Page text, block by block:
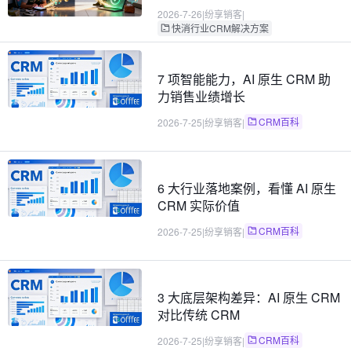
2026-7-26|纷享销客|
快消行业CRM解决方案
7 项智能能力，AI 原生 CRM 助
力销售业绩增长
2026-7-25|纷享销客| CRM百科
6 大行业落地案例，看懂 AI 原生
CRM 实际价值
2026-7-25|纷享销客| CRM百科
3 大底层架构差异：AI 原生 CRM
对比传统 CRM
2026-7-25|纷享销客| CRM百科